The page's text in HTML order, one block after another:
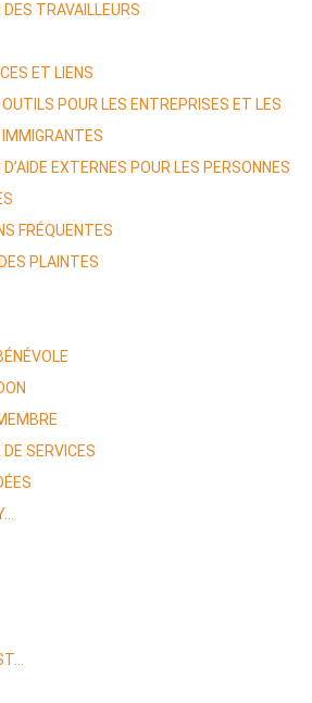
TRAVAILLEURS
ET LIENS
OUTILS POUR LES ENTREPRISES ET LES
IMMIGRANTES
EXTERNES POUR LES PERSONNES
FRÉQUENTES
PLAINTES
DE SERVICES